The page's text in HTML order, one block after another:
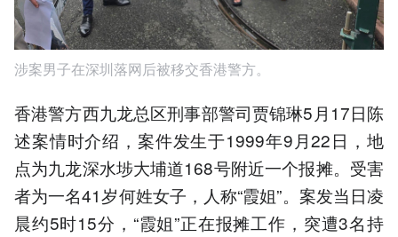
涉案男子在深圳落网后被移交香港警方。
香港警方西九龙总区刑事部警司贾锦琳5月17日陈
述案情时介绍，案件发生于1999年9月22日，地
点为九龙深水埗大埔道168号附近一个报摊。受害
者为一名41岁何姓女子，人称“霞姐”。案发当日凌
晨约5时15分，“霞姐”正在报摊工作，突遭3名持